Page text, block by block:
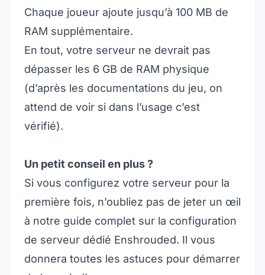
Chaque joueur ajoute jusqu’à 100 MB de
RAM supplémentaire.
En tout, votre serveur ne devrait pas
dépasser les 6 GB de RAM physique
(d’après les documentations du jeu, on
attend de voir si dans l’usage c’est
vérifié).
Un petit conseil en plus ?
Si vous configurez votre serveur pour la
première fois, n’oubliez pas de jeter un œil
à notre guide complet sur la configuration
de serveur dédié Enshrouded. Il vous
donnera toutes les astuces pour démarrer